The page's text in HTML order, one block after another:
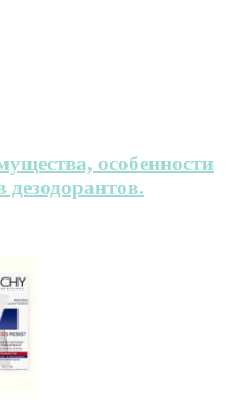
особенности